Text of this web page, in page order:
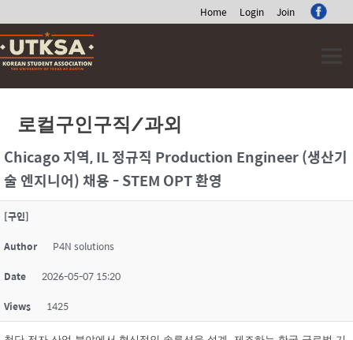
Home Login Join
Skip
to
content
로컬구인구직/과외
Chicago 지역, IL 정규직 Production Engineer (생산기
술 엔지니어) 채용 - STEM OPT 환영
[구인]
Author P4N solutions
Date 2026-05-07 15:20
Views 1425